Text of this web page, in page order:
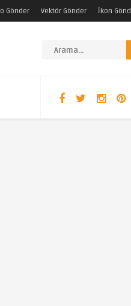
Gönder Vektör Gönder İkon